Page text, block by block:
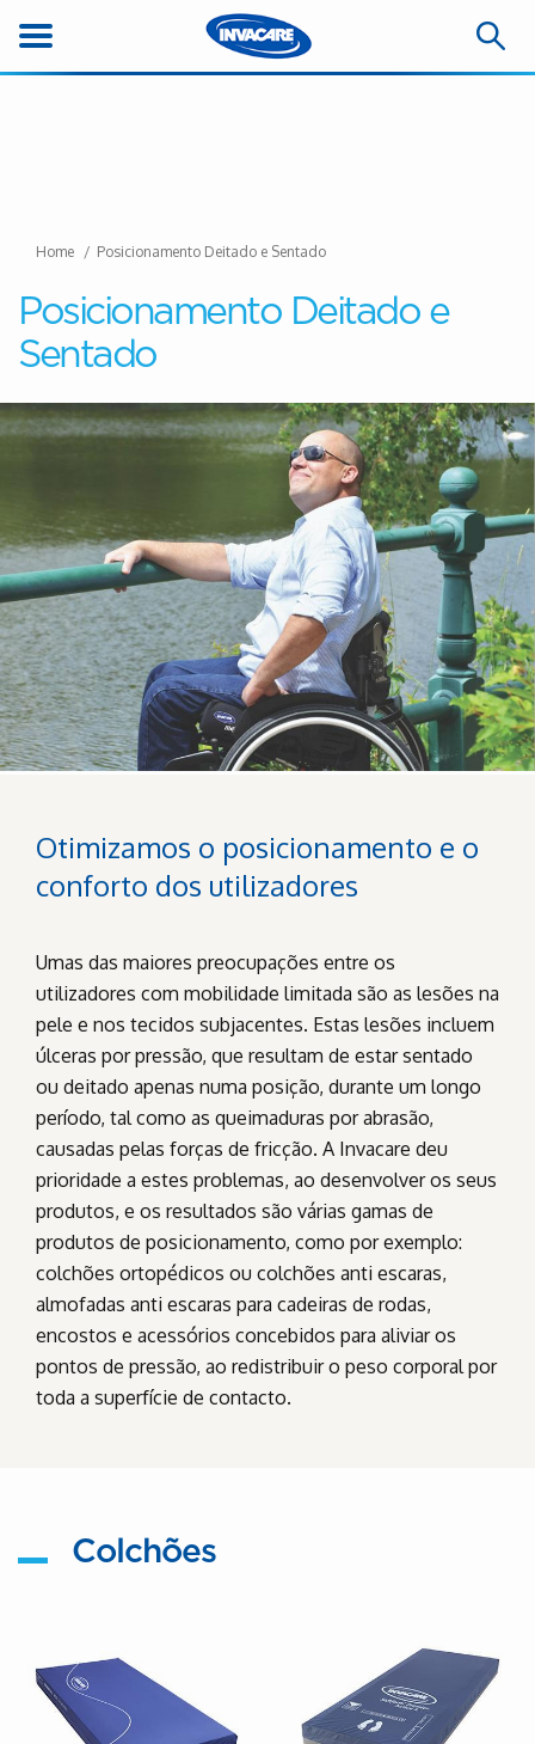
Home Posicionamento Deitado e Sentado
Posicionamento Deitado e
Sentado
Otimizamos o posicionamento e o
conforto dos utilizadores
Umas das maiores preocupações entre os
utilizadores com mobilidade limitada são as lesões na
pele e nos tecidos subjacentes. Estas lesões incluem
úlceras por pressão, que resultam de estar sentado
ou deitado apenas numa posição, durante um longo
período, tal como as queimaduras por abrasão,
causadas pelas forças de fricção. A Invacare deu
prioridade a estes problemas, ao desenvolver os seus
produtos, e os resultados são várias gamas de
produtos de posicionamento, como por exemplo:
colchões ortopédicos ou colchões anti escaras,
almofadas anti escaras para cadeiras de rodas,
encostos e acessórios concebidos para aliviar os
pontos de pressão, ao redistribuir o peso corporal por
toda a superfície de contacto.
Colchões